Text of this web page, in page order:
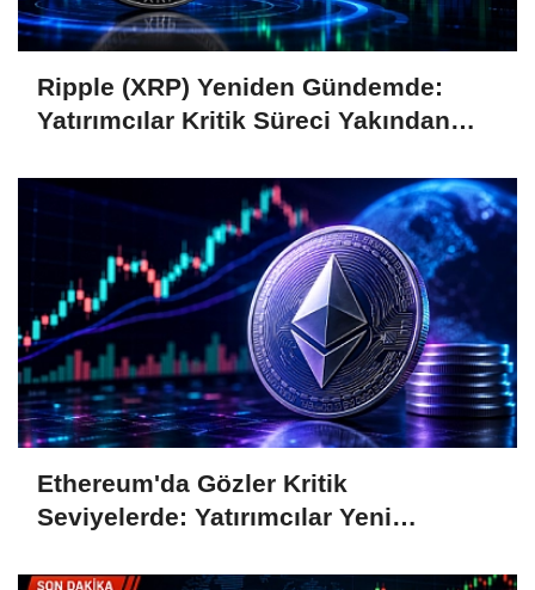
Ripple (XRP) Yeniden Gündemde:
Yatırımcılar Kritik Süreci Yakından
Ethereum'da Gözler Kritik
Seviyelerde: Yatırımcılar Yeni